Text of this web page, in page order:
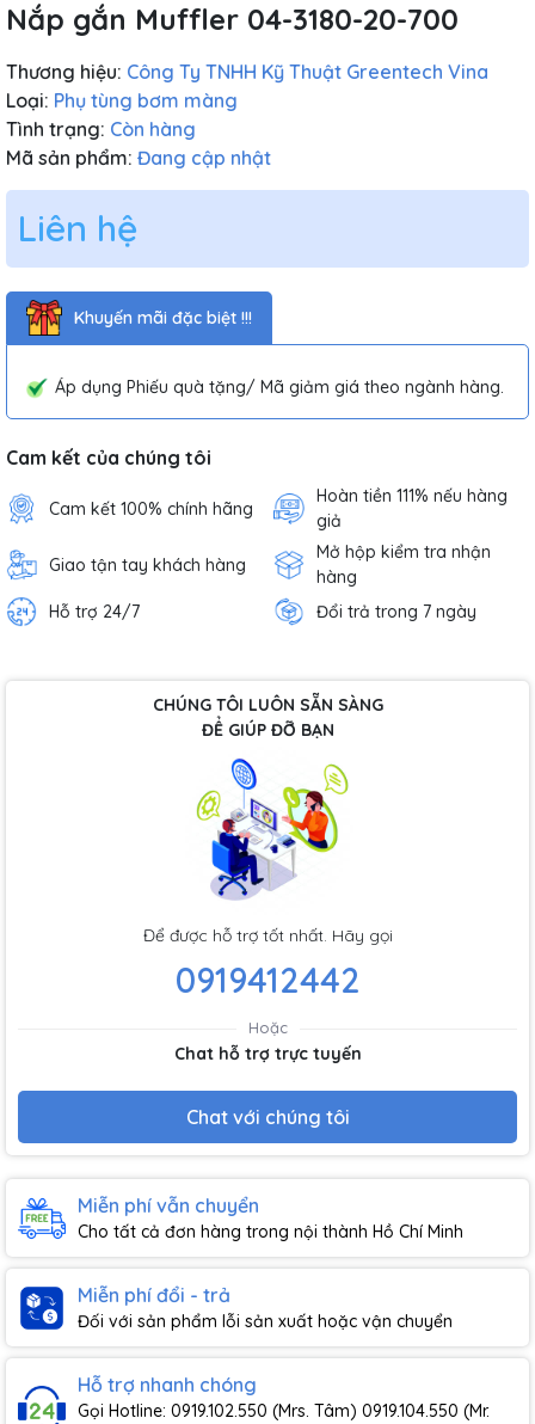
Nắp gắn Muffler 04-3180-20-700
Thương hiệu: Công Ty TNHH Kỹ Thuật Greentech Vina
Loại: Phụ tùng bơm màng
Tình trạng: Còn hàng
Mã sản phẩm: Đang cập nhật
Liên hệ
Khuyến mãi đặc biệt !!!
Áp dụng Phiếu quà tặng/ Mã giảm giá theo ngành hàng.
Cam kết của chúng tôi
Cam kết 100% chính hãng
Hoàn tiền 111% nếu hàng
giả
Giao tận tay khách hàng
Mở hộp kiểm tra nhận
hàng
Hỗ trợ 24/7
Đổi trả trong 7 ngày
CHÚNG TÔI LUÔN SẴN SÀNG
ĐỂ GIÚP ĐỠ BẠN
Để được hỗ trợ tốt nhất. Hãy gọi
0919412442
Hoặc
Chat hỗ trợ trực tuyến
Chat với chúng tôi
Miễn phí vẫn chuyển
Cho tất cả đơn hàng trong nội thành Hồ Chí Minh
Miễn phí đổi - trả
Đối với sản phẩm lỗi sản xuất hoặc vận chuyển
Hỗ trợ nhanh chóng
Gọi Hotline: 0919.102.550 (Mrs. Tâm) 0919.104.550 (Mr.